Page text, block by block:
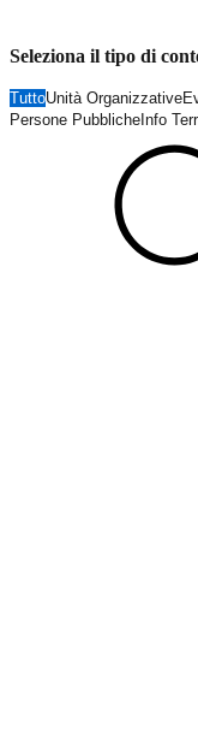
Seleziona il tipo di
TuttoUnità Organizzative
Persone Pubbliche Info